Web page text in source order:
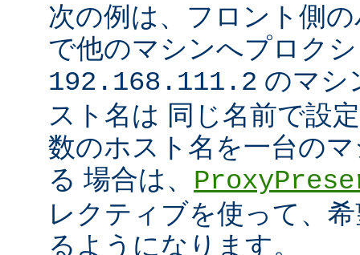
次の例は、フロント側
で他のマシンへプロク
192.168.111.2 のマシ
スト名は 同じ名前で設
数のホスト名を一台の
る 場合は、
レクティブを使って、
るようになります。